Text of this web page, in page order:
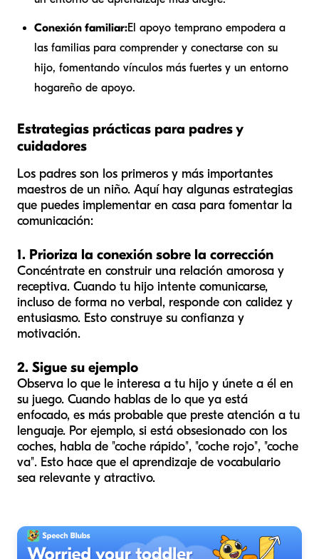
Conexión familiar:El apoyo temprano empodera a
las familias para comprender y conectarse con su
hijo, fomentando vínculos más fuertes y un entorno
hogareño de apoyo.
Estrategias prácticas para padres y
cuidadores
Los padres son los primeros y más importantes
maestros de un niño. Aquí hay algunas estrategias
que puedes implementar en casa para fomentar la
comunicación:
1. Prioriza la conexión sobre la corrección
Concéntrate en construir una relación amorosa y
receptiva. Cuando tu hijo intente comunicarse,
incluso de forma no verbal, responde con calidez y
entusiasmo. Esto construye su confianza y
motivación.
2. Sigue su ejemplo
Observa lo que le interesa a tu hijo y únete a él en
su juego. Cuando hablas de lo que ya está
enfocado, es más probable que preste atención a tu
lenguaje. Por ejemplo, si está obsesionado con los
coches, habla de "coche rápido", "coche rojo", "coche
va". Esto hace que el aprendizaje de vocabulario
sea relevante y atractivo.